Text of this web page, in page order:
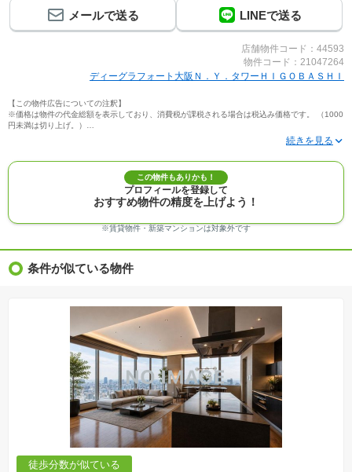
メールで送る LINEで送る
店舗物件コード：44593
物件コード：21047264
ディーグラフォート大阪Ｎ．Ｙ．タワーＨＩＧＯＢＡＳＨＩ
【この物件広告についての注釈】
※価格は物件の代金総額を表示しており、消費税が課税される場合は税込み価格です。 （1000
円未満は切り上げ。）
※写真に写っている、またはパース（絵）や間取り図に描かれている家具や車などは、特にコ
※建築条件付き土地価格には、建物価格は含まれません。
※物件情報は、原則として情報提供日の２日前に最終確認した情報です。
※完成予想図はいずれも外構、植栽、外観等実際のものとは多少異なることがあります。
※モデルルーム・モデルハウス・展示場・ショールームの画像の場合、今回販売の物件と異な
※ＣＧ合成の画像の場合、実際とは多少異なる場合があります。
※物件特徴：販売戸数が複数の物件は、全ての住戸に該当しない項目もあります。
※価格更新：物件価格が変更された日から１週間表示されます。
※建築条件土地の情報内に掲載されている、建物プラン例は、土地購入者の設計プランの参考
の一例であって、プランの採用可否は任意です。
※土地（建築条件なし）で「建物プラン例」が表記してある時、そのプラン例は特定の建築請
負会社によるもので、当該建築請負会社以外で建てた場合、同様のものが同価格で建てられる
とは限りません。また建築請負会社を特定するものではありません。
※建築条件付き土地とは、その土地に建築する建物の建築請負契約が、一定期間内に成立する
ことを条件として売買される土地のことをいいます。建築請負契約成立に向けて設計プランを
協議するため、土地購入者が自己の希望する建物の設計協議をするために必要な相当の期間の
交渉期間が設定され、その期間内で希望を満たすプランが実現できたかどうかにより結論を出
します。なお、この期間は概ね3ヶ月程度とされています。納得のいくプランが出来ず、建築請
負契約が成立しない場合、土地売買契約は白紙に戻り、土地契約にかかった代金（土地代金、
手付金など）は名目のいかんに関わらず、全て返却されます。
※課税対象物件の「価格」や「費用等」は消費税込みの「総額表示」で統一しています。
※「本体価格」とは、課税対象物件においては「消費税を除いた建物価格」と「土地価格」の
合計額を指します。
この物件もありかも！
プロフィールを登録して
おすすめ物件の精度を上げよう！
※賃貸物件・新築マンションは対象外です
条件が似ている物件
徒歩分数が似ている